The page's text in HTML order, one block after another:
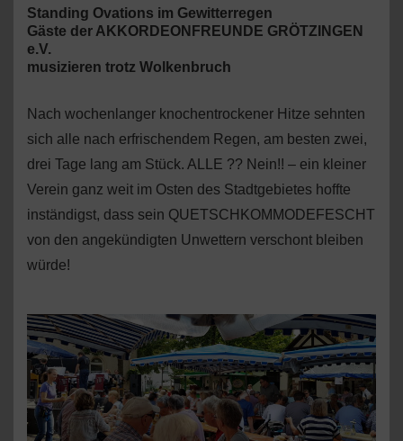
Standing Ovations im Gewitterregen
Gäste der AKKORDEONFREUNDE GRÖTZINGEN
e.V.
musizieren trotz Wolkenbruch
Nach wochenlanger knochentrockener Hitze sehnten
sich alle nach erfrischendem Regen, am besten zwei,
drei Tage lang am Stück. ALLE ?? Nein!! – ein kleiner
Verein ganz weit im Osten des Stadtgebietes hoffte
inständigst, dass sein QUETSCHKOMMODEFESCHT
von den angekündigten Unwettern verschont bleiben
würde!